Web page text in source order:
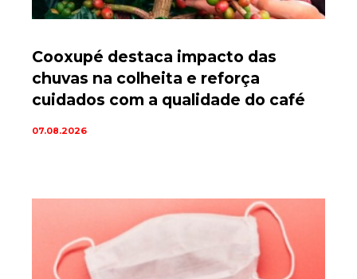
Cooxupé destaca impacto das
chuvas na colheita e reforça
cuidados com a qualidade do café
07.08.2026